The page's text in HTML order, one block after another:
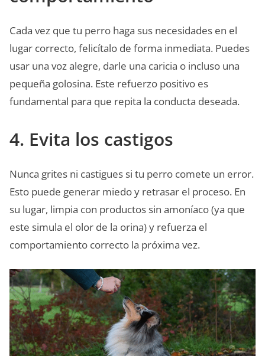
Cada vez que tu perro haga sus necesidades en el
lugar correcto, felicítalo de forma inmediata. Puedes
usar una voz alegre, darle una caricia o incluso una
pequeña golosina. Este refuerzo positivo es
fundamental para que repita la conducta deseada.
4. Evita los castigos
Nunca grites ni castigues si tu perro comete un error.
Esto puede generar miedo y retrasar el proceso. En
su lugar, limpia con productos sin amoníaco (ya que
este simula el olor de la orina) y refuerza el
comportamiento correcto la próxima vez.